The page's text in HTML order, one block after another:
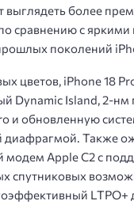
выглядеть более
сравнению с яркими
поколений
цветов, iPhone 18
Dynamic Island, 2-нм
и обновленную
диафрагмой. Также
модем Apple C2 с
спутниковых
LTPO+